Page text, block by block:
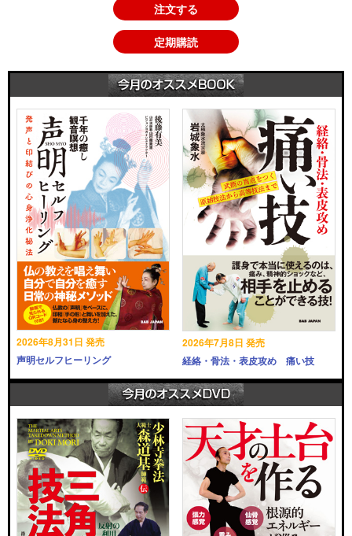
注文する
定期購読
2026年8月31日 発売
声明セルフヒーリング
2026年7月8日 発売
経絡・骨法・表皮攻め 痛い技